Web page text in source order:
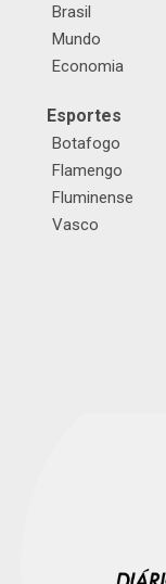
Brasil
Mundo
Economia
Esportes
Botafogo
Flamengo
Fluminense
Vasco